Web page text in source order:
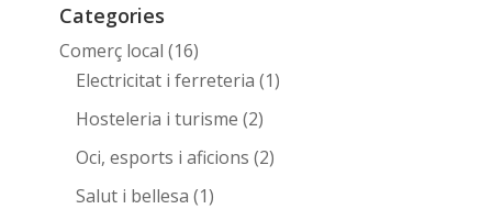
Categories
Comerç local (16)
Electricitat i ferreteria (1)
Hosteleria i turisme (2)
Oci, esports i aficions (2)
Salut i bellesa (1)